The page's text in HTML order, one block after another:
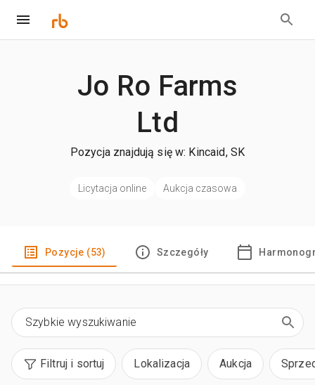
Jo Ro Farms
Ltd
Pozycja znajdują się w: Kincaid, SK
Licytacja online Aukcja czasowa
Pozycje (53) Szczegóły
Filtruj i sortuj Lokalizacja Aukcja